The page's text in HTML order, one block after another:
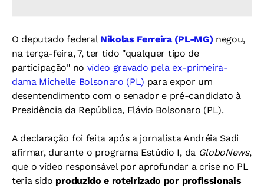
O deputado federal Nikolas Ferreira (PL-MG)negou,
na terça-feira, 7, ter tido "qualquer tipo de
participação" no vídeo gravado pela ex-primeira-
dama Michelle Bolsonaro (PL) para expor um
desentendimento com o senador e pré-candidato à
Presidência da República, Flávio Bolsonaro (PL).
A declaração foi feita após a jornalista Andréia Sadi
afirmar, durante o programa Estúdio I, da GloboNews,
que o vídeo responsável por aprofundar a crise no PL
teria sido produzido e roteirizado por profissionais